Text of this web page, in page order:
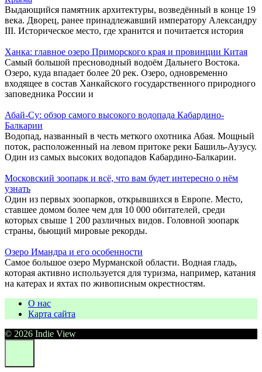
Выдающийся памятник архитектуры, возведённый в конце 19
века. Дворец, ранее принадлежавший императору Александру
III. Историческое место, где хранится и почитается история
Ханка: главное озеро Приморского края и провинции Китая
Самый большой пресноводный водоём Дальнего Востока.
Озеро, куда впадает более 20 рек. Озеро, одновременно
входящее в состав Ханкайского государственного природного
заповедника России и
Абай-Су: обзор самого высокого водопада Кабардино-
Балкарии
Водопад, названный в честь меткого охотника Абая. Мощный
поток, расположенный на левом притоке реки Башиль-Аузусу.
Один из самых высоких водопадов Кабардино-Балкарии.
Московский зоопарк и всё, что вам будет интересно о нём
узнать
Один из первых зоопарков, открывшихся в Европе. Место,
ставшее домом более чем для 10 000 обитателей, среди
которых свыше 1 200 различных видов. Головной зоопарк
страны, бьющий мировые рекорды.
Озеро Имандра и его особенности
Самое большое озеро Мурманской области. Водная гладь,
которая активно используется для туризма, например, катания
на катерах и яхтах по живописным окрестностям.
О нас
Карта сайта
© 2026 Indie View